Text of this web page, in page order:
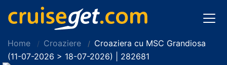
Home Croaziere
Croaziera cu MSC Grandiosa
(11-07-2026 > 18-07-2026) | 282681